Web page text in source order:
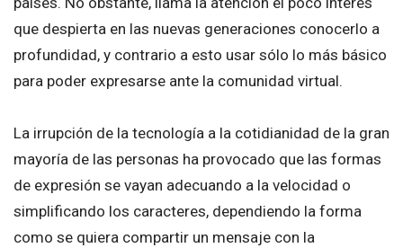
que despierta en las nuevas generaciones conocerlo a
profundidad, y contrario a esto usar sólo lo más básico
para poder expresarse ante la comunidad virtual.
La irrupción de la tecnología a la cotidianidad de la gran
mayoría de las personas ha provocado que las formas
de expresión se vayan adecuando a la velocidad o
simplificando los caracteres, dependiendo la forma
como se quiera compartir un mensaje con la